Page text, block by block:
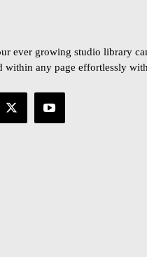
ever growing studio library
within any page effortlessly